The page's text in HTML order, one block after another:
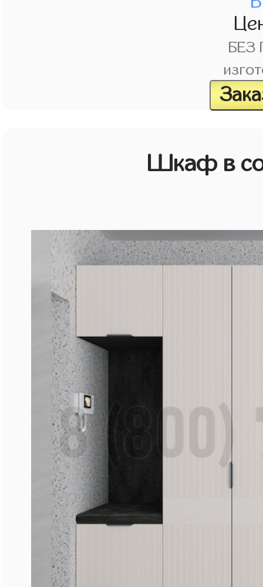
БЕЗ
Шкаф в